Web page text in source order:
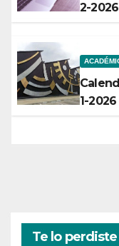
2-2026
1-2026
Te lo perdiste